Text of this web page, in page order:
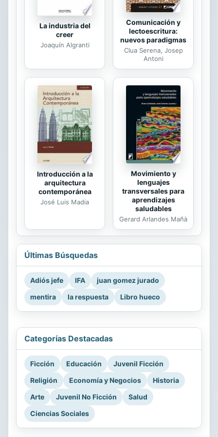
La industria del
creer
Joaquín Algranti
Comunicación y
lectoescritura:
nuevos paradigmas
Clua Serena, Josep
Antoni
Introducción a la
arquitectura
contemporánea
José Luis Madia
Movimiento y
lenguajes
transversales para
aprendizajes
saludables
Gerard Arlandes Mañà
Últimas Búsquedas
Adiós jefe IFA
juan gomez jurado
mentira
la respuesta Libro hueco
Categorías Destacadas
Ficción Educación
Juvenil Ficción
Religión
Economía y Negocios
Historia
Arte
Juvenil No Ficción
Salud
Ciencias Sociales